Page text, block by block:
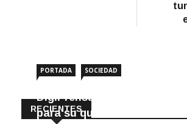
RECIENTES
PORTADA SOCIEDAD
DigiPrensa selecciona a
para su quiosco mundial